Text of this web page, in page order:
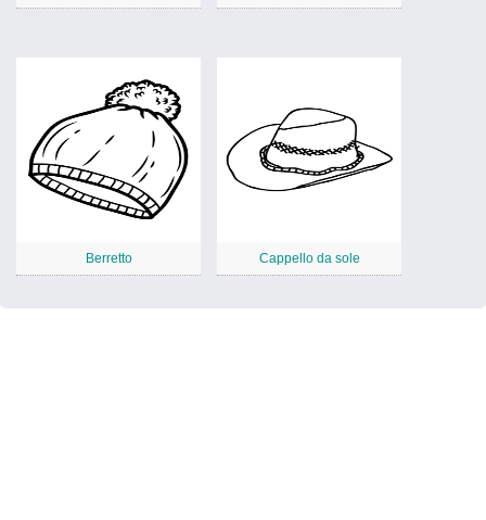
Berretto Cappello da sole